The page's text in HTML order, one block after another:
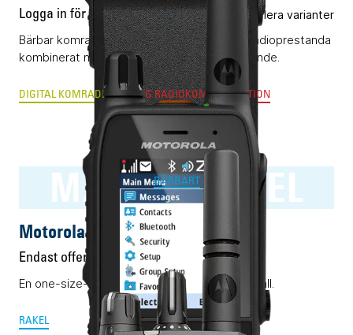
Logga in för pris Flera varianter
Bärbar komradio (DMR) med klassledande radioprestanda
kombinerat med ett okomplicerat handhavande.
DIGITAL KOMRADIOANALOG RADIOKOMMUNIKATION
MXP600 RAKEL
BÄRBART
Motorola MXP600 RAKEL
Endast offert
En one-size-fits-all Rakelmobil. Nästan i alla fall.
RAKEL